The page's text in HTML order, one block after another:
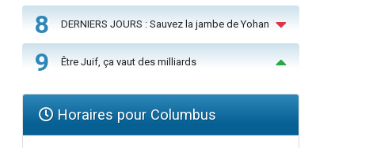
8 DERNIERS JOURS : Sauvez la jambe de Yohan
9 Être Juif, ça vaut des milliards
Horaires pour Columbus